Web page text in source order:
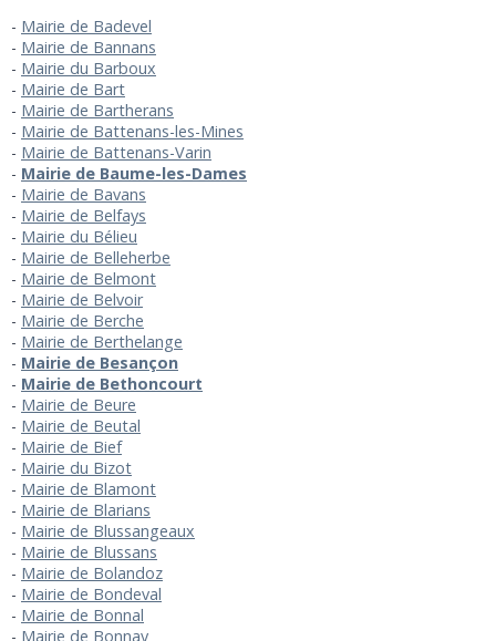
Mairie de Badevel
Mairie de Bannans
Mairie du Barboux
Mairie de Bart
Mairie de Bartherans
Mairie de Battenans-les-Mines
Mairie de Battenans-Varin
Mairie de Baume-les-Dames
Mairie de Bavans
Mairie de Belfays
Mairie du Bélieu
Mairie de Belleherbe
Mairie de Belmont
Mairie de Belvoir
Mairie de Berche
Mairie de Berthelange
Mairie de Besançon
Mairie de Bethoncourt
Mairie de Beure
Mairie de Beutal
Mairie de Bief
Mairie du Bizot
Mairie de Blamont
Mairie de Blarians
Mairie de Blussangeaux
Mairie de Blussans
Mairie de Bolandoz
Mairie de Bondeval
Mairie de Bonnal
Mairie de Bonnay